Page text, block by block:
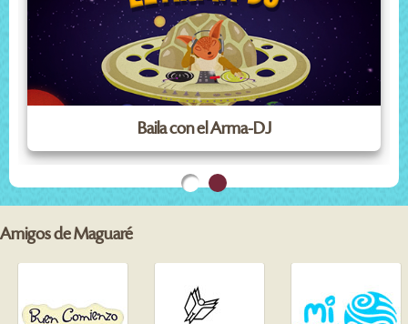
Baila con el Arma-DJ
Amigos de Maguaré